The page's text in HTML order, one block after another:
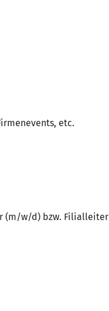
etc.
(m/w/d) bzw. Filialleiter